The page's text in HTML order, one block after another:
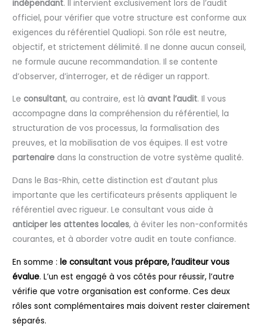
indépendant. Il intervient exclusivement lors de l’audit
officiel, pour vérifier que votre structure est conforme aux
exigences du référentiel Qualiopi. Son rôle est neutre,
objectif, et strictement délimité. Il ne donne aucun conseil,
ne formule aucune recommandation. Il se contente
d’observer, d’interroger, et de rédiger un rapport.
Leconsultant, au contraire, est làavant l’audit. Il vous
accompagne dans la compréhension du référentiel, la
structuration de vos processus, la formalisation des
preuves, et la mobilisation de vos équipes. Il est votre
partenaire dans la construction de votre système qualité.
Dans le Bas-Rhin, cette distinction est d’autant plus
importante que les certificateurs présents appliquent le
référentiel avec rigueur. Le consultant vous aide à
anticiper les attentes locales, à éviter les non-conformités
courantes, et à aborder votre audit en toute confiance.
En somme :le consultant vous prépare, l’auditeur vous
évalue. L’un est engagé à vos côtés pour réussir, l’autre
vérifie que votre organisation est conforme. Ces deux
rôles sont complémentaires mais doivent rester clairement
séparés.